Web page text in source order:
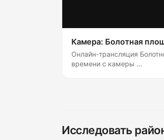
Камера: Болотная
Онлайн-трансляция
времени с камеры …
Исследовать